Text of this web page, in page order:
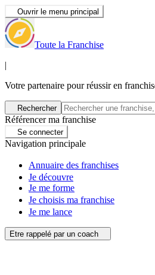
Ouvrir le menu principal
Toute la Franchise
|
Votre partenaire pour réussir en
Rechercher
Référencer ma franchise
Se connecter
Navigation principale
Annuaire des franchises
Je découvre
Je me forme
Je choisis ma franchise
Je me lance
Etre rappelé par un coach